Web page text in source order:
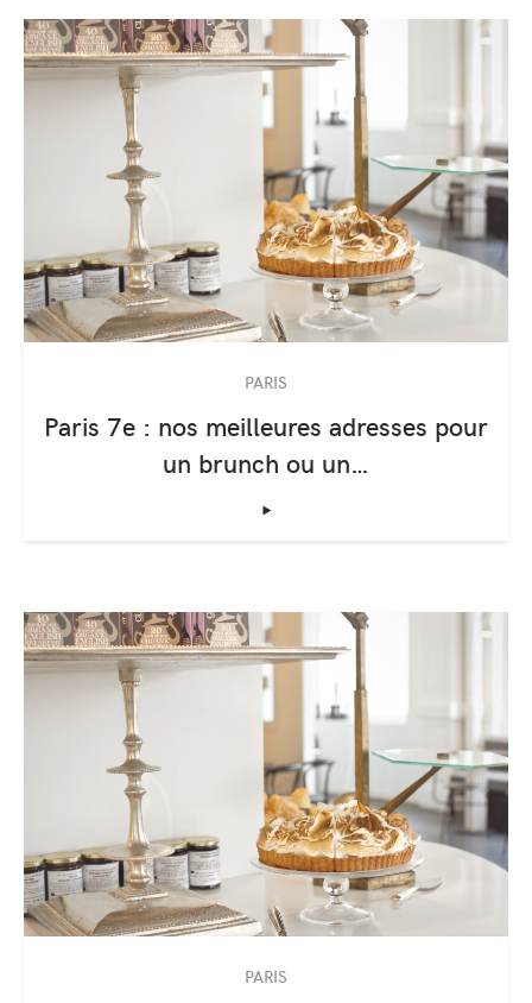
PARIS
Paris 7e : nos meilleures adresses pour
un brunch ou un…
‣
PARIS